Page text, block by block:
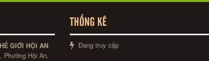
GIỚI HỘI AN
Phường Hội An,
THỐNG KÊ
Đang truy cập